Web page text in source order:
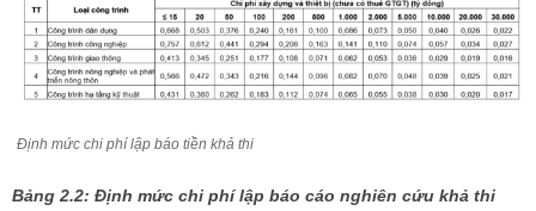
Định mức chi phí lập báo tiền khả thi
Bảng 2.2: Định mức chi phí lập báo cáo nghiên cứu khả thi